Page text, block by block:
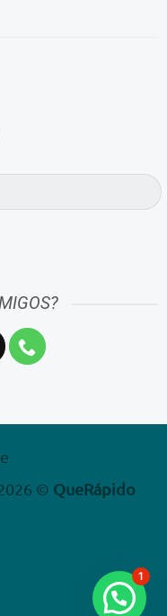
© QueRápido
1